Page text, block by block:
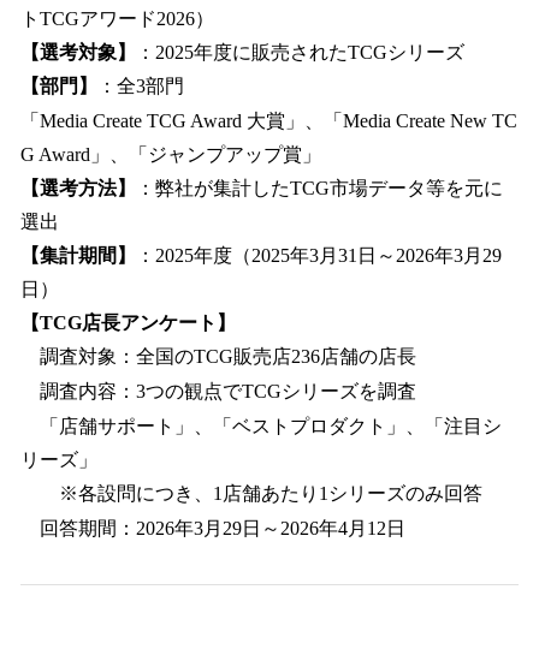
トTCGアワード2026）
【選考対象】
：2025年度に販売されたTCGシリーズ
【部門】
：全3部門
「Media Create TCG Award 大賞」、「Media Create New TC
G Award」、「ジャンプアップ賞」
【選考方法】
：弊社が集計したTCG市場データ等を元に
選出
【集計期間】
：2025年度（2025年3月31日～2026年3月29
日）
【TCG店長アンケート】
調査対象：全国のTCG販売店236店舗の店長
調査内容：3つの観点でTCGシリーズを調査
「店舗サポート」、「ベストプロダクト」、「注目シ
リーズ」
※各設問につき、1店舗あたり1シリーズのみ回答
回答期間：2026年3月29日～2026年4月12日